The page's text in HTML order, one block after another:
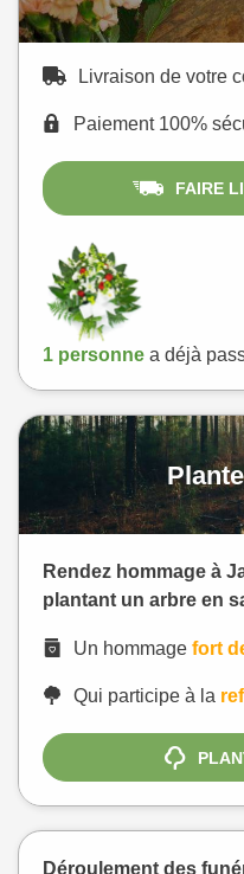
Livraison de votre
Paiement 100%
FAIRE
1 personne a déjà
Rendez hommage à
plantant un arbre en
Un hommage fort
Qui participe à la
Déroulement des